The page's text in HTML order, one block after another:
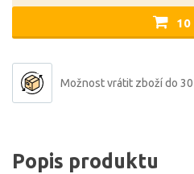
10
Možnost vrátit zboží do
Popis produktu